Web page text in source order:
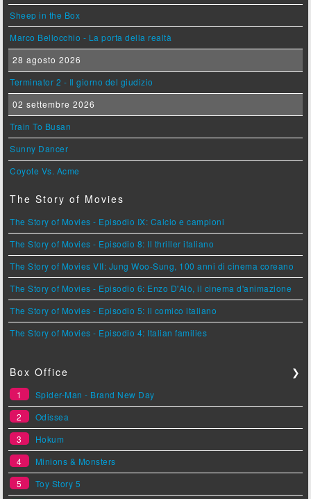
Sheep in the Box
Marco Bellocchio - La porta della realtà
28 agosto 2026
Terminator 2 - Il giorno del giudizio
02 settembre 2026
Train To Busan
Sunny Dancer
Coyote Vs. Acme
The Story of Movies
The Story of Movies - Episodio IX: Calcio e campioni
The Story of Movies - Episodio 8: Il thriller italiano
The Story of Movies VII: Jung Woo-Sung, 100 anni di cinema coreano
The Story of Movies - Episodio 6: Enzo D'Alò, il cinema d'animazione
The Story of Movies - Episodio 5: Il comico italiano
The Story of Movies - Episodio 4: Italian families
Box Office ❯
1
Spider-Man - Brand New Day
2
Odissea
3
Hokum
4
Minions & Monsters
5
Toy Story 5